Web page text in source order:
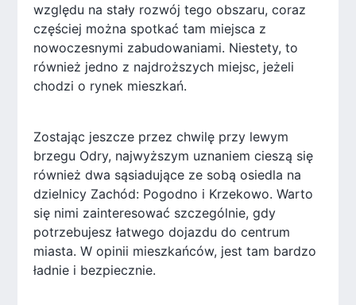
względu na stały rozwój tego obszaru, coraz
częściej można spotkać tam miejsca z
nowoczesnymi zabudowaniami. Niestety, to
również jedno z najdroższych miejsc, jeżeli
chodzi o rynek mieszkań.
Zostając jeszcze przez chwilę przy lewym
brzegu Odry, najwyższym uznaniem cieszą się
również dwa sąsiadujące ze sobą osiedla na
dzielnicy Zachód: Pogodno i Krzekowo. Warto
się nimi zainteresować szczególnie, gdy
potrzebujesz łatwego dojazdu do centrum
miasta. W opinii mieszkańców, jest tam bardzo
ładnie i bezpiecznie.